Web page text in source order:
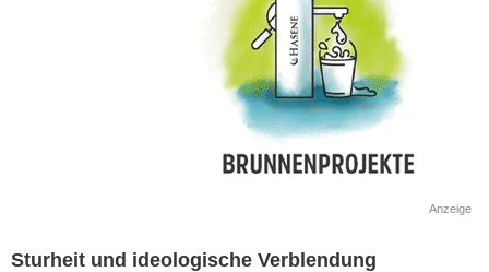
Anzeige
Sturheit und ideologische Verblendung